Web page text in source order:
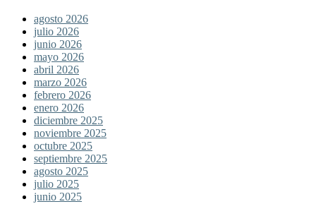
agosto 2026
julio 2026
junio 2026
mayo 2026
abril 2026
marzo 2026
febrero 2026
enero 2026
diciembre 2025
noviembre 2025
octubre 2025
septiembre 2025
agosto 2025
julio 2025
junio 2025